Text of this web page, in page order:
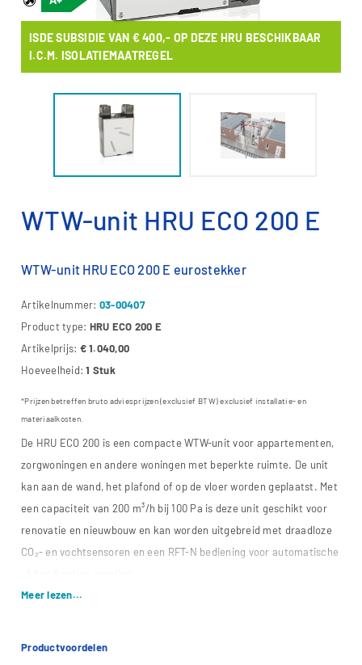
ISDE SUBSIDIE VAN € 400,- OP DEZE HRU BESCHIKBAAR
I.C.M. ISOLATIEMAATREGEL
WTW-unit HRU ECO 200 E
WTW-unit HRU ECO 200 E eurostekker
Artikelnummer: 03-00407
Product type: HRU ECO 200 E
Artikelprijs: € 1.040,00
Hoeveelheid:1 Stuk
*Prijzen betreffen bruto adviesprijzen (exclusief BTW) exclusief installatie- en
materiaalkosten.
De HRU ECO 200 is een compacte WTW-unit voor appartementen,
zorgwoningen en andere woningen met beperkte ruimte. De unit
kan aan de wand, het plafond of op de vloer worden geplaatst. Met
een capaciteit van 200 m³/h bij 100 Pa is deze unit geschikt voor
renovatie en nieuwbouw en kan worden uitgebreid met draadloze
CO₂- en vochtsensoren en een RFT-N bediening voor automatische
Meer lezen...
Productvoordelen